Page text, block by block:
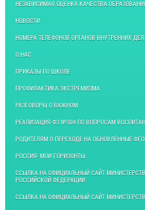
НЕЗАВИСИМАЯ ОЦЕНКА КАЧЕСТВА
НОВОСТИ
НОМЕРА ТЕЛЕФОНОВ ОРГАНОВ ВНУТРЕННИХ ДЕЛ.
О НАС
ПРИКАЗЫ ПО ШКОЛЕ
ПРОФИЛАКТИКА ЭКСТРЕМИЗМА
РАЗГОВОРЫ О ВАЖНОМ
РЕАЛИЗАЦИЯ ФЗ №304 ПО ВОПРОСАМ
РОДИТЕЛЯМ О ПЕРЕХОДЕ НА ОБНОВЛЁННЫЕ
РОССИЯ- МОИ ГОРИЗОНТЫ
ССЫЛКА НА ОФИЦИАЛЬНЫЙ САЙТ
РОССИЙСКОЙ ФЕДЕРАЦИИ
ССЫЛКА НА ОФИЦИАЛЬНЫЙ САЙТ